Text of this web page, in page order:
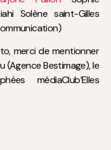
Solène saint-Gilles
merci de mentionner
(Agence Bestimage), le
médiaClub’Elles